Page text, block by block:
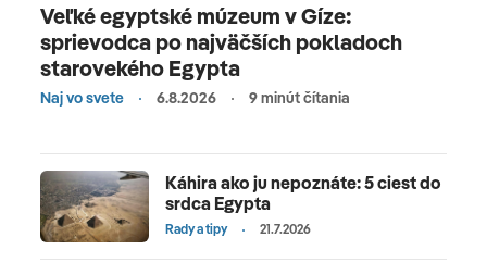
Veľké egyptské múzeum v Gíze:
sprievodca po najväčších pokladoch
starovekého Egypta
Naj vo svete 6.8.2026 9 minút čítania
Káhira ako ju nepoznáte: 5 ciest do
srdca Egypta
Rady a tipy 21.7.2026